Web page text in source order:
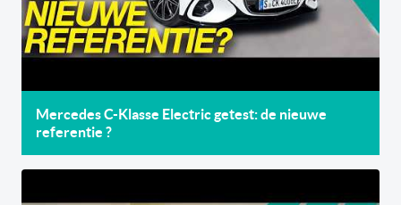
Mercedes C-Klasse Electric getest: de nieuwe
referentie ?